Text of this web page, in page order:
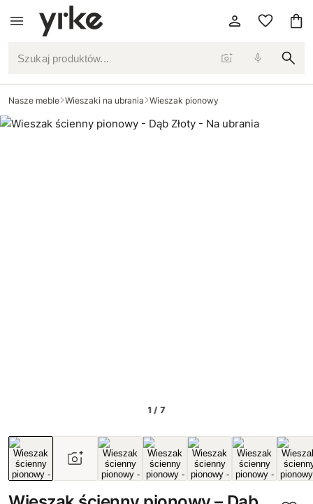
Szukaj produktów...
Nasze meble Wieszaki na ubrania Wieszak pionowy
1 / 7